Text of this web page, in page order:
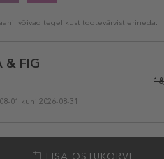
võivad tegelikust tootevärvist erineda.
& FIG
01 kuni 2026-08-31
LISA OSTUKORVI